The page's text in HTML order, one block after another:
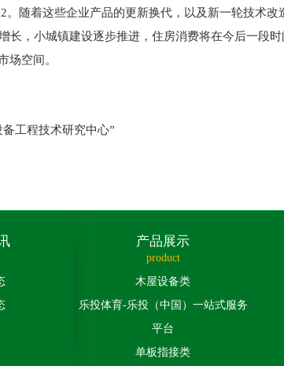
。随着这些企业产品的更新换代，以及新一轮技术
长，小城镇建设逐步推进，住房消费将在今后一段
场空间。
工程技术研究中心”
产品展示
product
木屋设备类
乐投体育-乐投（中国）一站式服务
平台
单板指接类